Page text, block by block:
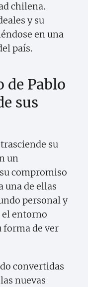
chilena.
y su
en una
país.
de Pablo
sus
su
un
compromiso
una de ellas
personal y
entorno
forma de ver
convertidas
nuevas